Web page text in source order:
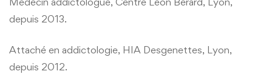
depuis 2013.
Attaché en addictologie, HIA Desgenettes, Lyon,
depuis 2012.